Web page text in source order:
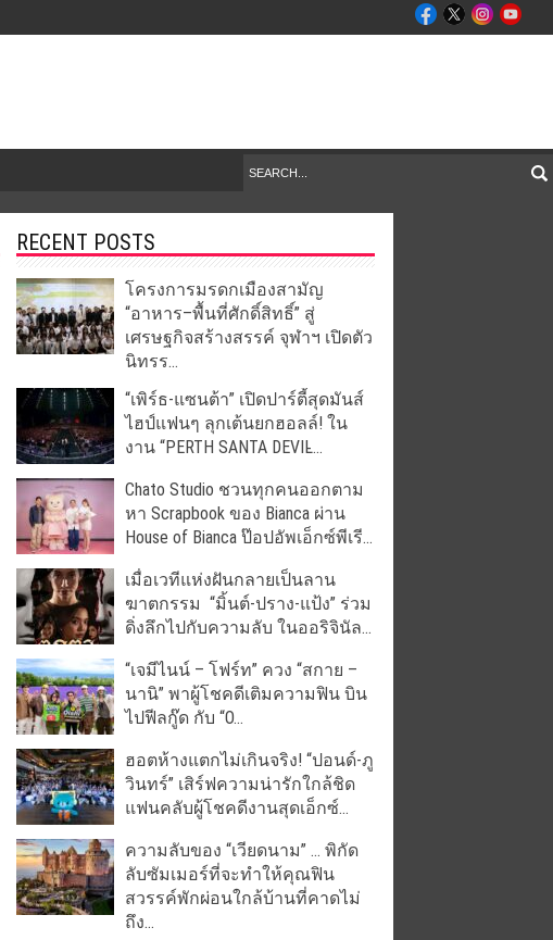
RECENT POSTS
โครงการมรดกเมืองสามัญ
“อาหาร–พื้นที่ศักดิ์สิทธิ์” สู่
เศรษฐกิจสร้างสรรค์ จุฬาฯ เปิดตัว
นิทรร...
“เพิร์ธ-แซนต้า” เปิดปาร์ตี้สุดมันส์
ไฮป์แฟนๆ ลุกเต้นยกฮอลล์! ใน
งาน “PERTH SANTA DEVIL̵...
Chato Studio ชวนทุกคนออกตาม
หา Scrapbook ของ Bianca ผ่าน
House of Bianca ป๊อปอัพเอ็กซ์พีเรี...
เมื่อเวทีแห่งฝันกลายเป็นลาน
ฆาตกรรม “มิ้นต์-ปราง-แป้ง” ร่วม
ดิ่งลึกไปกับความลับ ในออริจินัล...
“เจมีไนน์ – โฟร์ท” ควง “สกาย –
นานิ” พาผู้โชคดีเติมความฟิน บิน
ไปฟีลกู๊ด กับ “O...
ฮอตห้างแตกไม่เกินจริง! “ปอนด์-ภู
วินทร์” เสิร์ฟความน่ารักใกล้ชิด
แฟนคลับผู้โชคดีงานสุดเอ็กซ์...
ความลับของ “เวียดนาม” … พิกัด
ลับซัมเมอร์ที่จะทำให้คุณฟิน
สวรรค์พักผ่อนใกล้บ้านที่คาดไม่
ถึง...